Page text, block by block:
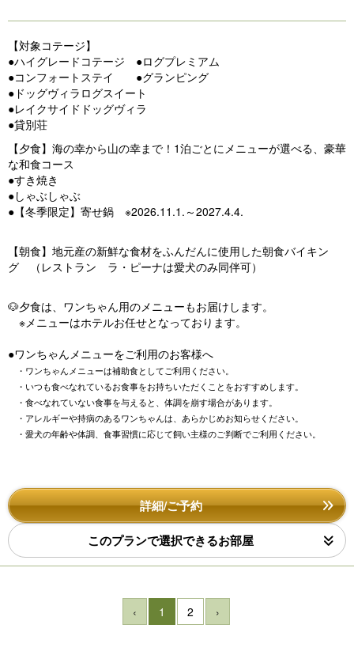
【対象コテージ】
●ハイグレードコテージ ●ログプレミアム
●コンフォートステイ ●グランピング
●ドッグヴィラログスイート
●レイクサイドドッグヴィラ
●貸別荘
【夕食】海の幸から山の幸まで！1泊ごとにメニューが選べる、豪華
な和食コース
●すき焼き
●しゃぶしゃぶ
●【冬季限定】寄せ鍋 ※2026.11.1.～2027.4.4.
【朝食】地元産の新鮮な食材をふんだんに使用した朝食バイキン
グ （レストラン ラ・ピーナは愛犬のみ同伴可）
🐶夕食は、ワンちゃん用のメニューもお届けします。
※メニューはホテルお任せとなっております。
●ワンちゃんメニューをご利用のお客様へ
・ワンちゃんメニューは補助食としてご利用ください。
・いつも食べなれているお食事をお持ちいただくことをおすすめします。
・食べなれていない食事を与えると、体調を崩す場合があります。
・アレルギーや持病のあるワンちゃんは、あらかじめお知らせください。
・愛犬の年齢や体調、食事習慣に応じて飼い主様のご判断でご利用ください。
詳細/ご予約
このプランで選択できるお部屋
‹ 1 2 ›